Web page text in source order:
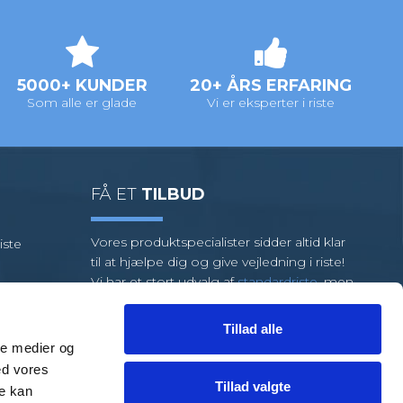
medier og
vores
kan
Tillad alle
Tillad valgte
5000+ KUNDER
Som alle er glade
20+ ÅRS ERFARING
Vi er eksperter i riste
FÅ ET TILBUD
Vores produktspecialister sidder altid klar
til at hjælpe dig og give vejledning i riste!
Vi har et stort udvalg afstandardriste, men
kræver din opgave specialriste, så har vi et
team af dygtige medarbejdere klar til at
TIL EN LØSNING